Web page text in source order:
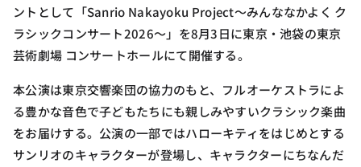
ントとして「Sanrio Nakayoku Project〜みんななかよく ク
ラシックコンサート2026〜」を8月3日に東京・池袋の東京
芸術劇場 コンサートホールにて開催する。
本公演は東京交響楽団の協力のもと、フルオーケストラによ
る豊かな音色で子どもたちにも親しみやすいクラシック楽曲
をお届けする。公演の一部ではハローキティをはじめとする
サンリオのキャラクターが登場し、キャラクターにちなんだ